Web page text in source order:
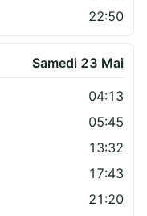
22:50
Samedi 23 Mai
04:13
05:45
13:32
17:43
21:20